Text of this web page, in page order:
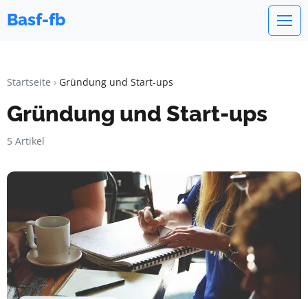
Basf-fb
Startseite Gründung und Start-ups
Gründung und Start-ups
5 Artikel